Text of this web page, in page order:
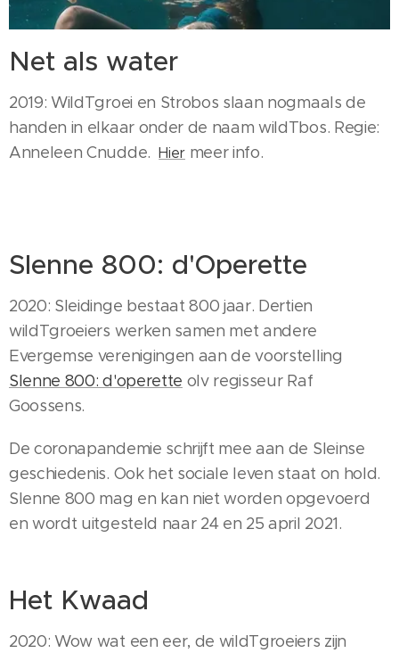
Net als water
2019: WildTgroei en Strobos slaan nogmaals de
handen in elkaar onder de naam wildTbos. Regie:
Anneleen Cnudde.Hiermeer info.
Slenne 800: d'Operette
2020: Sleidinge bestaat 800 jaar. Dertien
wildTgroeiers werken samen met andere
Evergemse verenigingen aan de voorstelling
Slenne 800: d'operette olv regisseur Raf
Goossens.
De coronapandemie schrijft mee aan de Sleinse
geschiedenis. Ook het sociale leven staat on hold.
Slenne 800 mag en kan niet worden opgevoerd
en wordt uitgesteld naar 24 en 25 april 2021.
Het Kwaad
2020: Wow wat een eer, de wildTgroeiers zijn